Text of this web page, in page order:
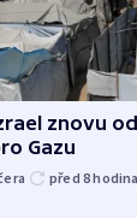
znovu
Gazu
před 8